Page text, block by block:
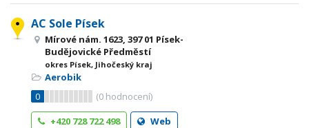
AC Sole Písek
Mírové nám. 1623, 397 01 Písek-
Budějovické Předměstí
okres Písek, Jihočeský kraj
Aerobik
0
(0 hodnocení)
+420 728 722 498
Web